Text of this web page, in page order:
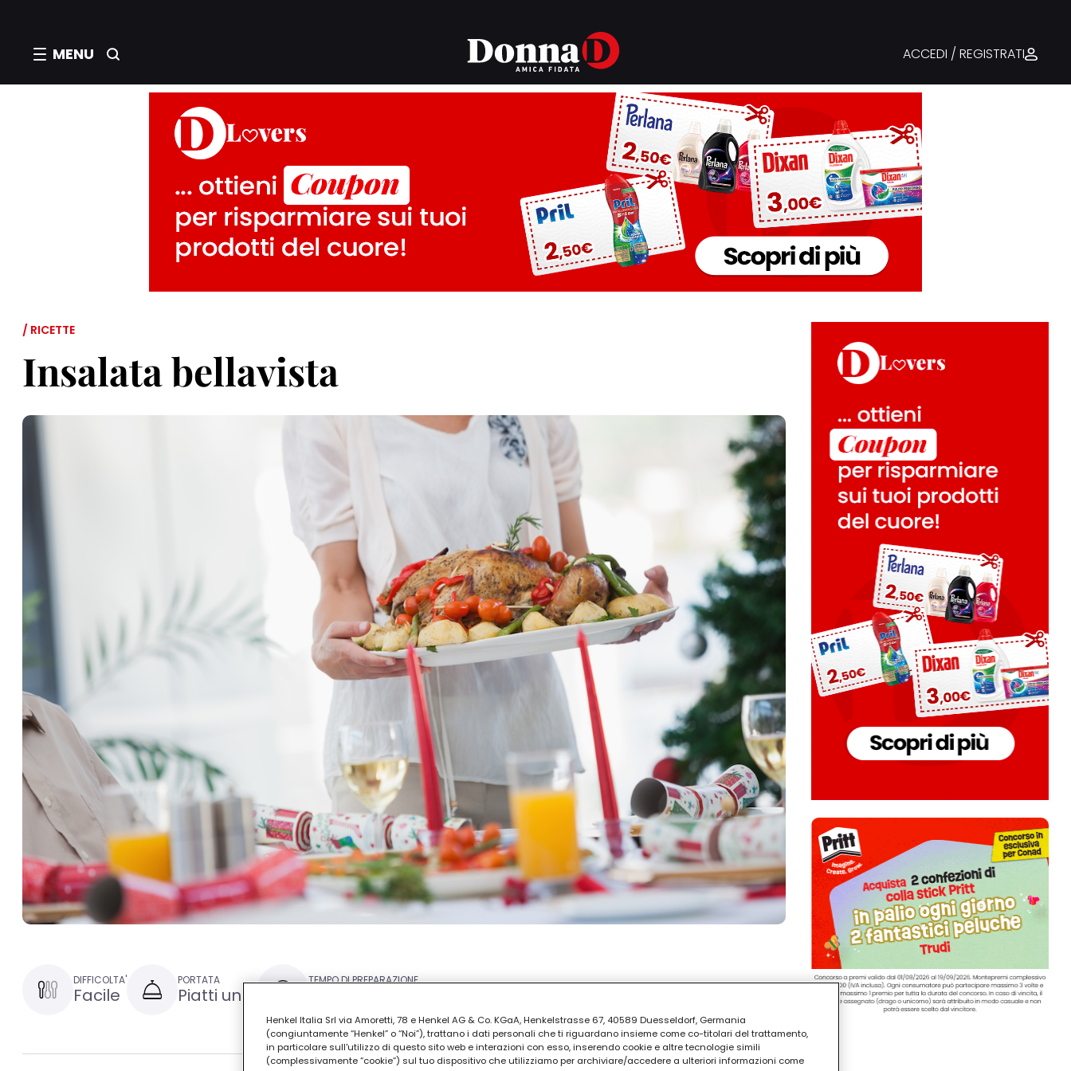
MENU ACCEDI / REGISTRATI
/ RICETTE
Insalata bellavista
DIFFICOLTA'
Facile
PORTATA
Piatti unici
TEMPO DI PREPARAZIONE
Henkel Italia Srl via Amoretti, 78 e Henkel AG & Co. KGaA, Henkelstrasse 67, 40589 Duesseldorf, Germania
(congiuntamente “Henkel” o “Noi”), trattano i dati personali che ti riguardano insieme come co-titolari del trattamento,
in particolare sull'utilizzo di questo sito web e interazioni con esso, inserendo cookie e altre tecnologie simili
(complessivamente “cookie”) sul tuo dispositivo che utilizziamo per archiviare/accedere a ulteriori informazioni come